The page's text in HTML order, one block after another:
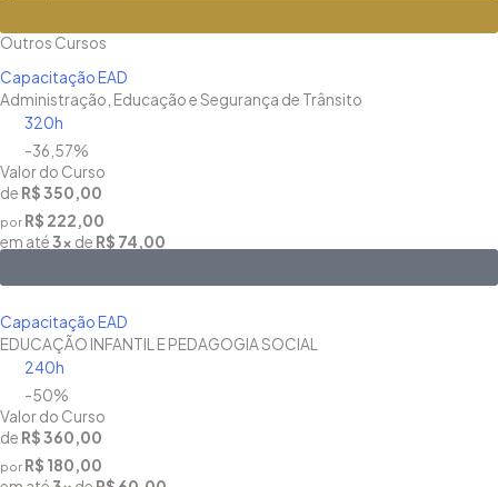
Outros Cursos
Capacitação EAD
Administração, Educação e Segurança de Trânsito
320h
-36,57%
Valor do Curso
de R$ 350,00
por R$ 222,00
em até3x de R$ 74,00
Capacitação EAD
EDUCAÇÃO INFANTIL E PEDAGOGIA SOCIAL
240h
-50%
Valor do Curso
de R$ 360,00
por R$ 180,00